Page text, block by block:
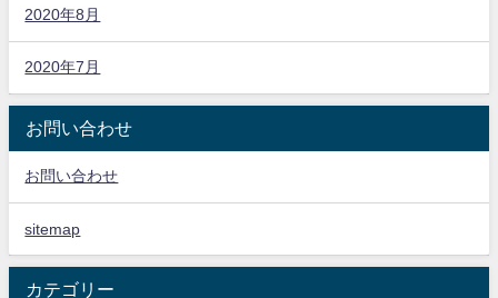
2020年8月
2020年7月
お問い合わせ
お問い合わせ
sitemap
カテゴリー